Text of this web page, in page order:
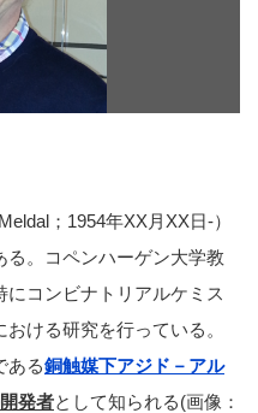
；1954年XX月XX日-）
る。コペンハーゲン大学教
コンビナトリアルケミス
ける研究を行っている。
ある銅触媒下アジド－アル
発者として知られる(画像：